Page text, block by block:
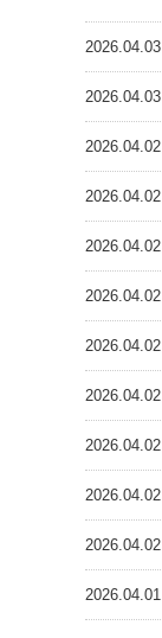
2026.04.03
2026.04.03
2026.04.02
2026.04.02
2026.04.02
2026.04.02
2026.04.02
2026.04.02
2026.04.02
2026.04.02
2026.04.02
2026.04.01